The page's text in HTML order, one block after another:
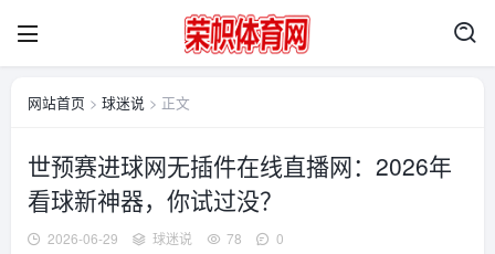
网站首页 > 球迷说 > 正文
世预赛进球网无插件在线直播网：2026年
看球新神器，你试过没？
2026-06-29 球迷说 78 0